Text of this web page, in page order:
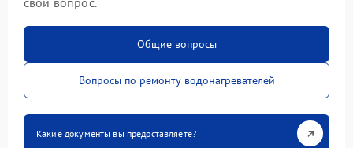
Общие вопросы
Вопросы по ремонту водонагревателей
Какие документы вы предоставляете?